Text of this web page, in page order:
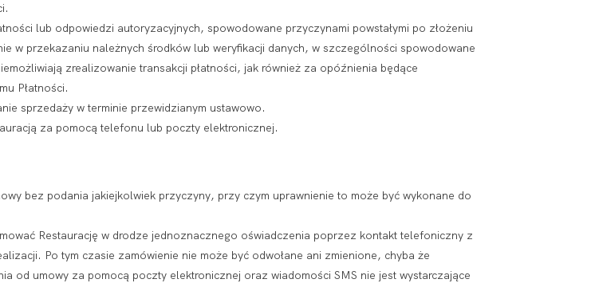
lub odpowiedzi autoryzacyjnych, spowodowane przyczynami powstałymi po złożeniu
w przekazaniu należnych środków lub weryfikacji danych, w szczególności spowodowane
zrealizowanie transakcji płatności, jak również za opóźnienia będące
Płatności.
sprzedaży w terminie przewidzianym ustawowo.
za pomocą telefonu lub poczty elektronicznej.
bez podania jakiejkolwiek przyczyny, przy czym uprawnienie to może być wykonane do
Restaurację w drodze jednoznacznego oświadczenia poprzez kontakt telefoniczny z
Po tym czasie zamówienie nie może być odwołane ani zmienione, chyba że
od umowy za pomocą poczty elektronicznej oraz wiadomości SMS nie jest wystarczające